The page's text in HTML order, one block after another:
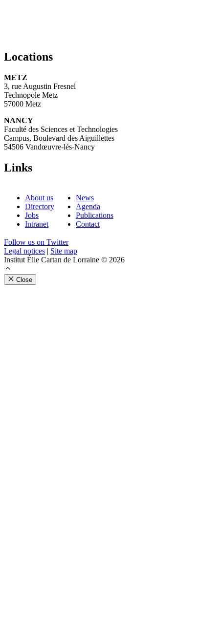
Locations
METZ
3, rue Augustin Fresnel
Technopole Metz
57000 Metz
NANCY
Faculté des Sciences et Technologies
Campus, Boulevard des Aiguillettes
54506 Vandœuvre-lès-Nancy
Links
About us
Directory
Jobs
Intranet
News
Agenda
Publications
Contact
Follow us on Twitter
Legal notices | Site map
Institut Élie Cartan de Lorraine © 2026
Close